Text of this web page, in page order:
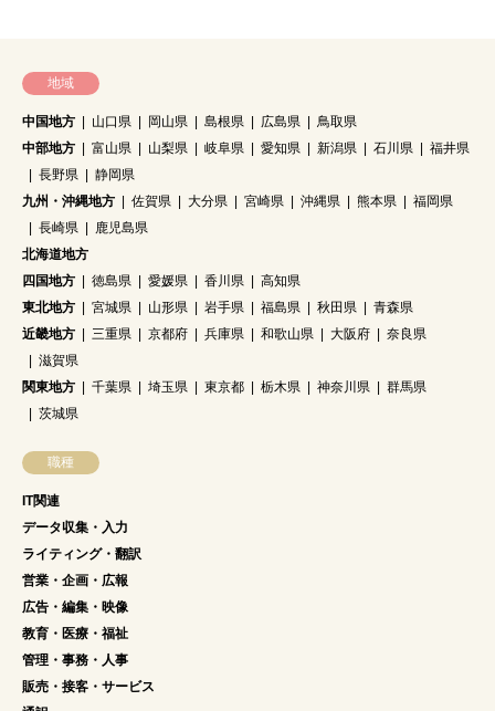
地域
中国地方 山口県 岡山県 島根県 広島県
鳥取県
中部地方
富山県 山梨県 岐阜県 愛知県 新潟県 石川県
福井県
長野県
静岡県
九州・沖縄地方
佐賀県 大分県 宮崎県 沖縄県 熊本県
福岡県
長崎県
鹿児島県
北海道地方
四国地方
徳島県 愛媛県 香川県
高知県
東北地方
宮城県 山形県 岩手県 福島県 秋田県
青森県
近畿地方
三重県 京都府 兵庫県 和歌山県 大阪府
奈良県
滋賀県
関東地方
千葉県 埼玉県 東京都 栃木県 神奈川県
群馬県
茨城県
職種
IT関連
データ収集・入力
ライティング・翻訳
営業・企画・広報
広告・編集・映像
教育・医療・福祉
管理・事務・人事
販売・接客・サービス